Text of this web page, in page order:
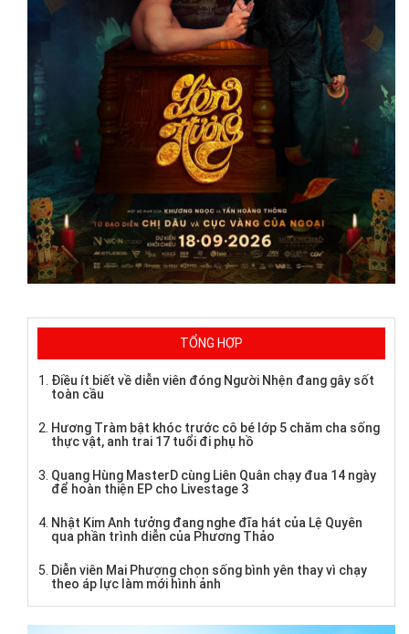
TỔNG HỢP
Điều ít biết về diễn viên đóng Người Nhện đang gây sốt
toàn cầu
Hương Tràm bật khóc trước cô bé lớp 5 chăm cha sống
thực vật, anh trai 17 tuổi đi phụ hồ
Quang Hùng MasterD cùng Liên Quân chạy đua 14 ngày
để hoàn thiện EP cho Livestage 3
Nhật Kim Anh tưởng đang nghe đĩa hát của Lệ Quyên
qua phần trình diễn của Phương Thảo
Diễn viên Mai Phượng chọn sống bình yên thay vì chạy
theo áp lực làm mới hình ảnh